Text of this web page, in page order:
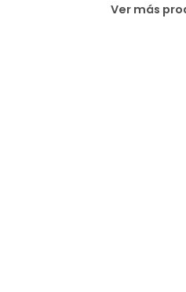
Ver más